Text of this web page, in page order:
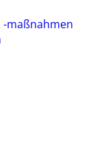
maßnahmen